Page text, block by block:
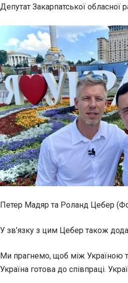
Депутат Закарпатської обласної
Петер Мадяр та Роланд Цебер
У зв’язку з цим Цебер також
Ми прагнемо, щоб між Україною
Україна готова до співпраці.